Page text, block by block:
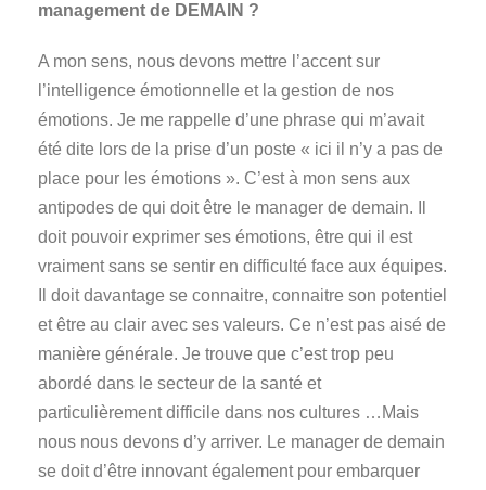
management de DEMAIN ?
A mon sens, nous devons mettre l’accent sur
l’intelligence émotionnelle et la gestion de nos
émotions. Je me rappelle d’une phrase qui m’avait
été dite lors de la prise d’un poste « ici il n’y a pas de
place pour les émotions ». C’est à mon sens aux
antipodes de qui doit être le manager de demain. Il
doit pouvoir exprimer ses émotions, être qui il est
vraiment sans se sentir en difficulté face aux équipes.
Il doit davantage se connaitre, connaitre son potentiel
et être au clair avec ses valeurs. Ce n’est pas aisé de
manière générale. Je trouve que c’est trop peu
abordé dans le secteur de la santé et
particulièrement difficile dans nos cultures …Mais
nous nous devons d’y arriver. Le manager de demain
se doit d’être innovant également pour embarquer